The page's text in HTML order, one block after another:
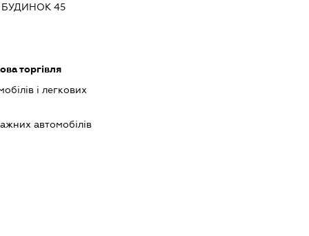
БУДИНОК 45
торгівля
і легкових
автомобілів